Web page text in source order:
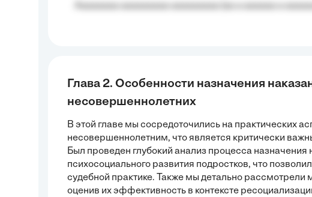
Глава 2. Особенности назначения
несовершеннолетних
В этой главе мы сосредоточились на практических
несовершеннолетним, что является критически
Был проведен глубокий анализ процесса
психосоциального развития подростков, что
судебной практике. Также мы детально
оценив их эффективность в контексте